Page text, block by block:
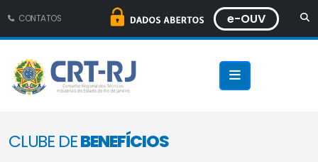
CONTATOS e-OUV
CLUBE DEBENEFÍCIOS